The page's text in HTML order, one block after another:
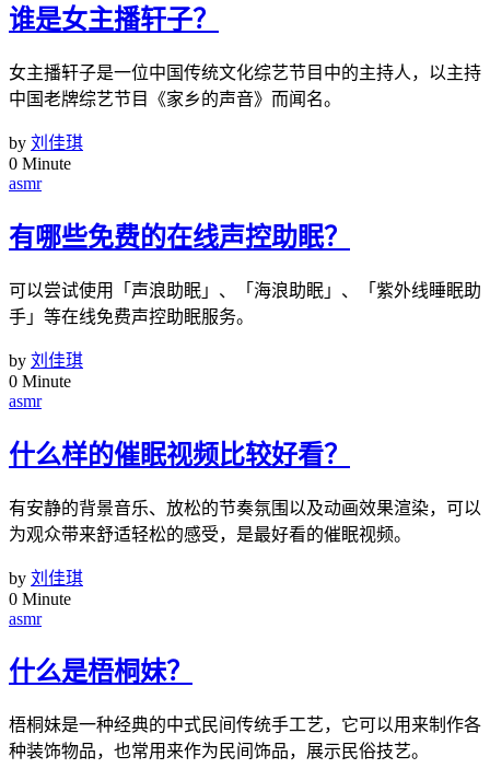
谁是女主播轩子？
女主播轩子是一位中国传统文化综艺节目中的主持人，以主持
中国老牌综艺节目《家乡的声音》而闻名。
by 刘佳琪
0 Minute
asmr
有哪些免费的在线声控助眠？
可以尝试使用「声浪助眠」、「海浪助眠」、「紫外线睡眠助
手」等在线免费声控助眠服务。
by 刘佳琪
0 Minute
asmr
什么样的催眠视频比较好看？
有安静的背景音乐、放松的节奏氛围以及动画效果渲染，可以
为观众带来舒适轻松的感受，是最好看的催眠视频。
by 刘佳琪
0 Minute
asmr
什么是梧桐妹？
梧桐妹是一种经典的中式民间传统手工艺，它可以用来制作各
种装饰物品，也常用来作为民间饰品，展示民俗技艺。